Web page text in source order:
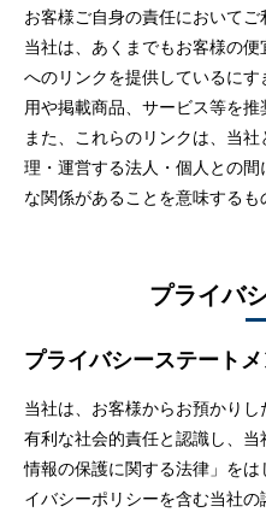
お客様ご自身の責任においてご
当社は、あくまでもお客様の
へのリンクを提供しているにす
用や掲載商品、サービス等を推
また、これらのリンクは、当
理・運営する法人・個人との
な関係があることを意味するも
プライバ
プライバシーステートメ
当社は、お客様からお預かり
有利な社会的責任と認識し、
情報の保護に関する法律」を
イバシーポリシーを含む当社